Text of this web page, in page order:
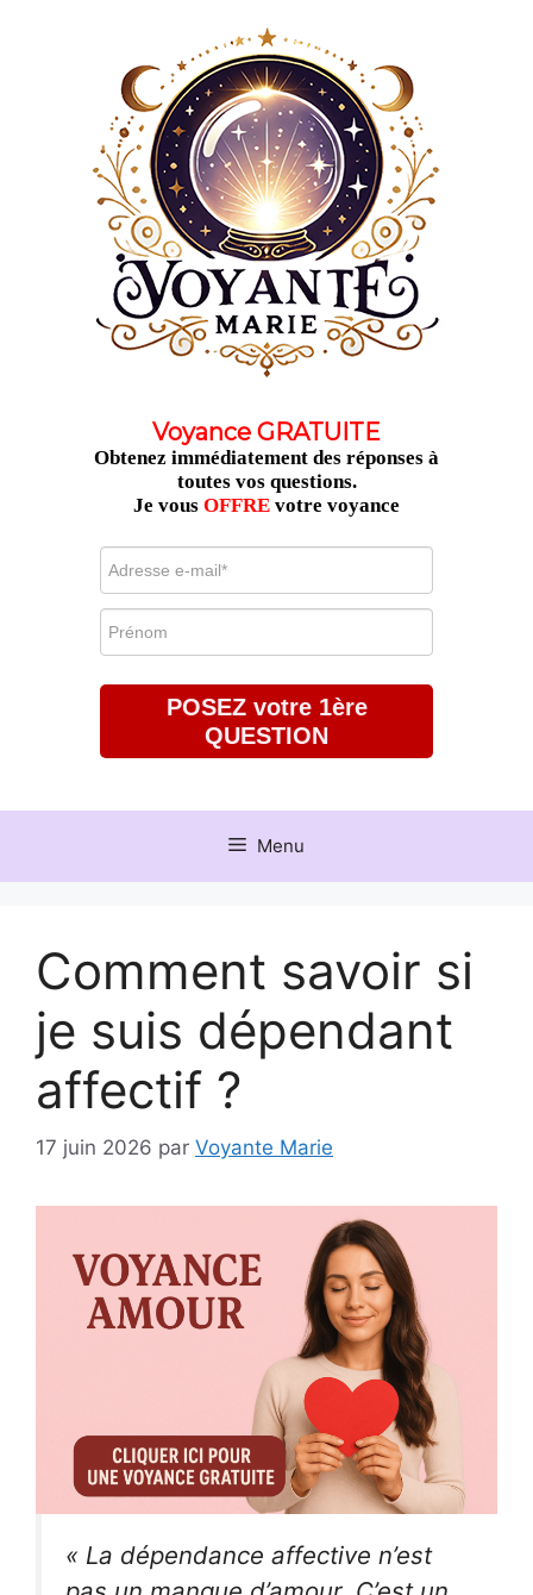
Voyance GRATUITE
Obtenez immédiatement des réponses à
toutes vos questions.
Je vousOFFRE votre voyance
POSEZ votre 1ère
QUESTION
Menu
Comment savoir si
je suis dépendant
affectif ?
17 juin 2026 par Voyante Marie
« La dépendance affective n’est